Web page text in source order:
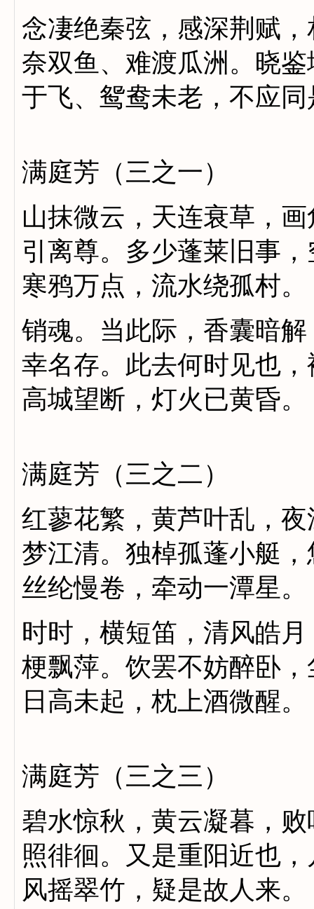
念凄绝秦弦，感深荆赋
奈双鱼、难渡瓜洲。晓
于飞、鸳鸯未老，不应
满庭芳（三之一）
山抹微云，天连衰草，
引离尊。多少蓬莱旧事
寒鸦万点，流水绕孤村。
销魂。当此际，香囊暗
幸名存。此去何时见也
高城望断，灯火已黄昏。
满庭芳（三之二）
红蓼花繁，黄芦叶乱，
梦江清。独棹孤蓬小艇
丝纶慢卷，牵动一潭星。
时时，横短笛，清风皓
梗飘萍。饮罢不妨醉卧
日高未起，枕上酒微醒。
满庭芳（三之三）
碧水惊秋，黄云凝暮，
照徘徊。又是重阳近也
风摇翠竹，疑是故人来。